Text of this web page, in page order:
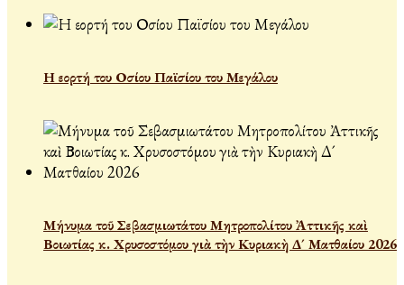
Η εορτή του Οσίου Παϊσίου του Μεγάλου
Μήνυμα τοῦ Σεβασμιωτάτου Μητροπολίτου Ἀττικῆς καὶ
Βοιωτίας κ. Χρυσοστόμου γιὰ τὴν Κυριακὴ Δ´ Ματθαίου 2026